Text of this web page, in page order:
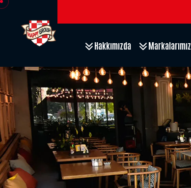
Hakkımızda Markalarımız